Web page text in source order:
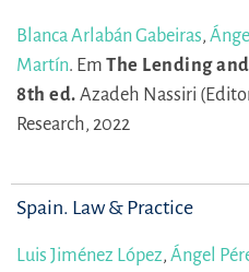
Blanca Arlabán Gabeiras,
Martín. Em The Lending
8th ed. Azadeh Nassiri
Research, 2022
Spain. Law & Practice
Luis Jiménez López, Ángel